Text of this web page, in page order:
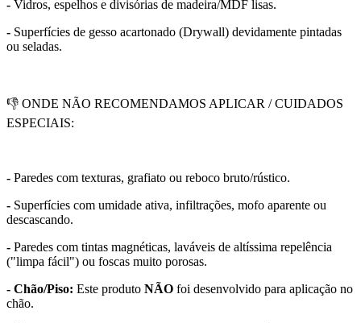
- Vidros, espelhos e divisórias de madeira/MDF lisas.
- Superfícies de gesso acartonado (Drywall) devidamente pintadas
ou seladas.
👎 ONDE NÃO RECOMENDAMOS APLICAR / CUIDADOS
ESPECIAIS:
- Paredes com texturas, grafiato ou reboco bruto/rústico.
- Superfícies com umidade ativa, infiltrações, mofo aparente ou
descascando.
- Paredes com tintas magnéticas, laváveis de altíssima repelência
("limpa fácil") ou foscas muito porosas.
- Chão/Piso: Este produto NÃO foi desenvolvido para aplicação no
chão.